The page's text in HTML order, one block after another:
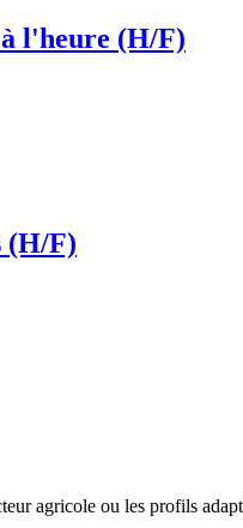
l'heure (H/F)
(H/F)
agricole ou les profils